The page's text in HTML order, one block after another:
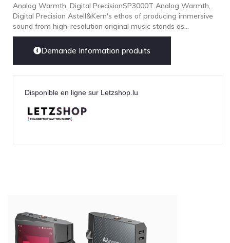
Analog Warmth, Digital PrecisionSP3000T Analog Warmth,
Digital Precision Astell&Kern's ethos of producing immersive
sound from high-resolution original music stands as...
Demande Information produits
Disponible en ligne sur Letzshop.lu